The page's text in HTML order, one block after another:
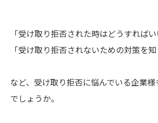
「受け取り拒否された時はどうすればい
「受け取り拒否されないための対策を知
など、受け取り拒否に悩んでいる企業
でしょうか。